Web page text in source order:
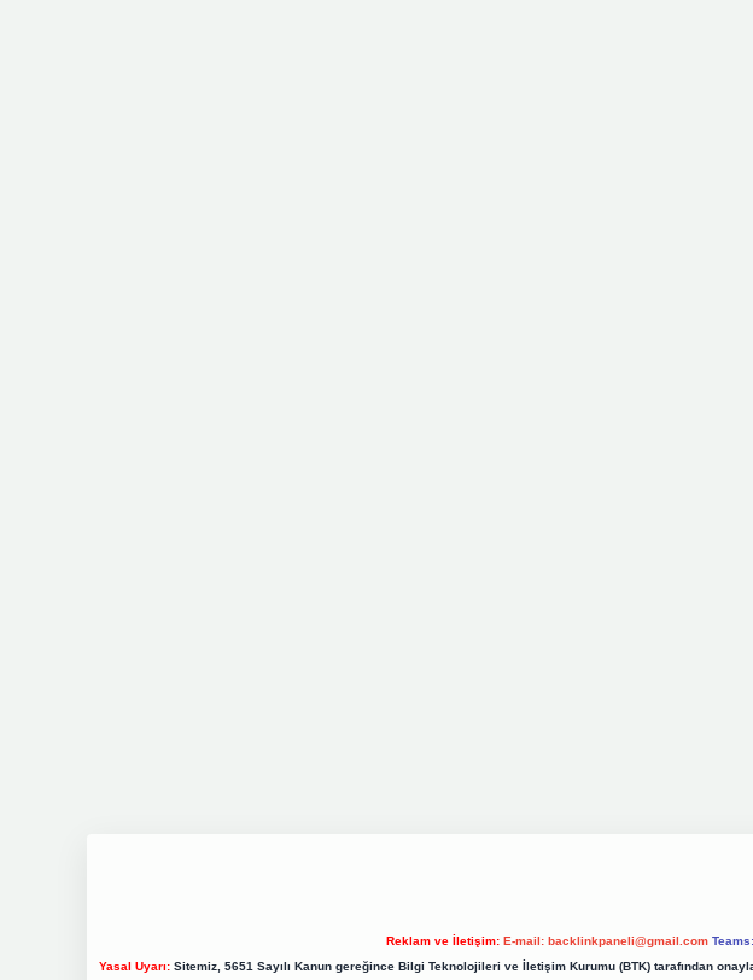
Reklam ve İletişim: E-mail: backlinkpaneli@gmail.com Teams:
Yasal Uyarı:Sitemiz, 5651 Sayılı Kanun gereğince Bilgi Teknolojileri ve İletişim Kurumu (BTK) tarafından